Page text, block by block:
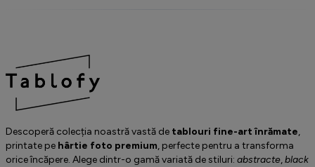
Descoperă colecția noastră vastă de tablouri fine-art înrămate,
printate pe hârtie foto premium, perfecte pentru a transforma
orice încăpere. Alege dintr-o gamă variată de stiluri: abstracte,black